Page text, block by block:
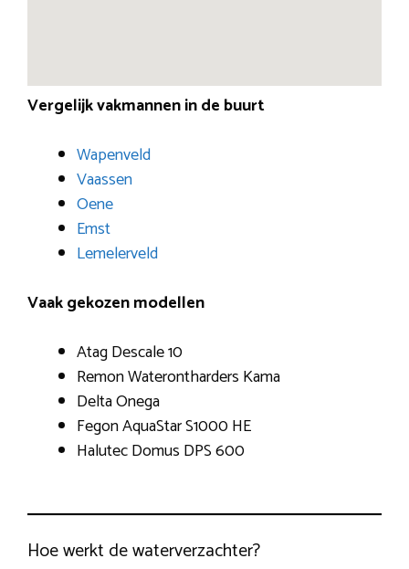
Vergelijk vakmannen in de buurt
Wapenveld
Vaassen
Oene
Emst
Lemelerveld
Vaak gekozen modellen
Atag Descale 10
Remon Waterontharders Kama
Delta Onega
Fegon AquaStar S1000 HE
Halutec Domus DPS 600
Hoe werkt de waterverzachter?